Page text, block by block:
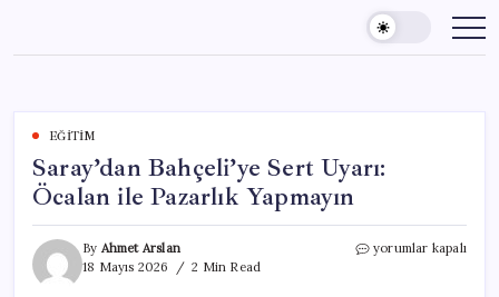
content
EĞITIM
Saray’dan Bahçeli’ye Sert Uyarı:
Öcalan ile Pazarlık Yapmayın
By Ahmet Arslan
18 Mayıs 2026
2 Min Read
Saray’dan
yorumlar kapalı